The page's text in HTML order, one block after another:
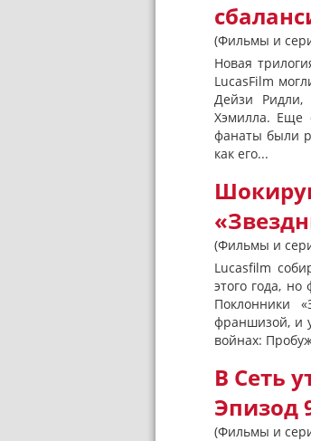
(Фильмы и
Новая
LucasFilm
Дейзи
Хэмилла. Еще
фанаты были
как его...
(Фильмы и
Lucasfilm
этого года,
Поклонники
франшизой, и
войнах:
В Сеть
Эпизод
(Фильмы и